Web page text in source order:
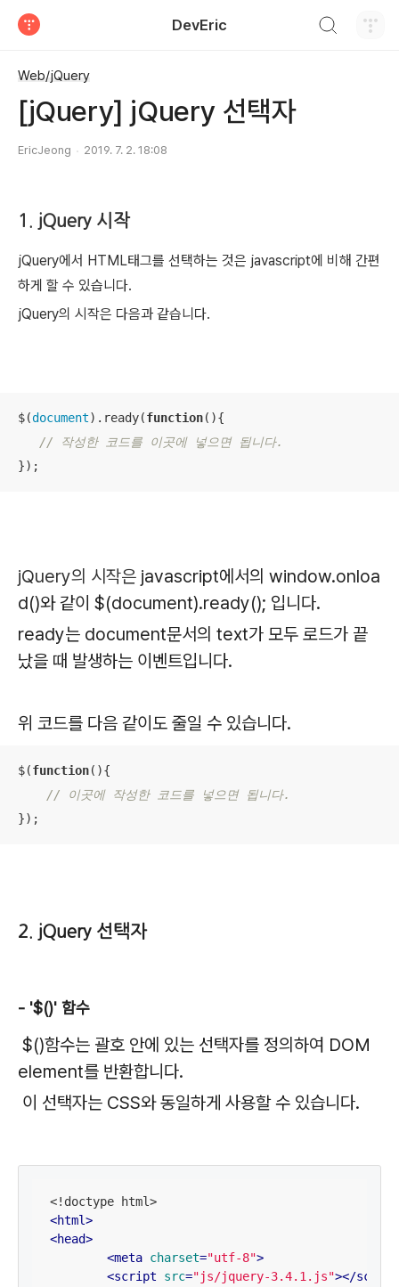
DevEric
Web/jQuery
[jQuery] jQuery 선택자
EricJeong 2019. 7. 2. 18:08
1. jQuery 시작
jQuery에서 HTML태그를 선택하는 것은 javascript에 비해 간편
하게 할 수 있습니다.
jQuery의 시작은 다음과 같습니다.
$(document).ready(function( ){
// 작성한 코드를 이곳에 넣으면 됩니다.
jQuery의 시작은 javascript에서의 window.onloa
d()와 같이 $(document).ready(); 입니다.
ready는 document문서의 text가 모두 로드가 끝
났을 때 발생하는 이벤트입니다.
위 코드를 다음 같이도 줄일 수 있습니다.
$(function( ){
// 이곳에 작성한 코드를 넣으면 됩니다.
2. jQuery 선택자
- '$()' 함수
$()함수는 괄호 안에 있는 선택자를 정의하여 DOM
element를 반환합니다.
이 선택자는 CSS와 동일하게 사용할 수 있습니다.
<html>
<head>
<meta charset="utf-8">
<script src="js/jquery-3.4.1.js"></script